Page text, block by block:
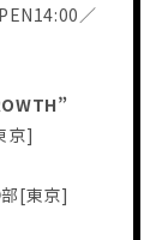
／
京]
[東京]